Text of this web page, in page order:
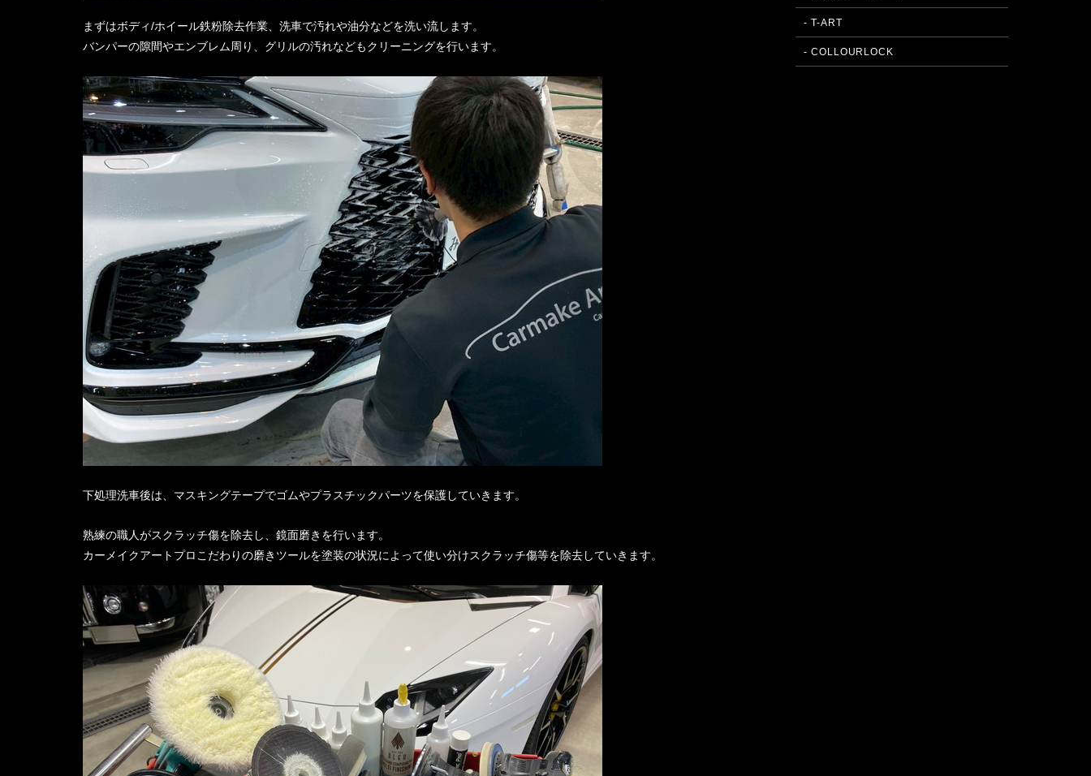
まずはボディ/ホイール鉄粉除去作業、洗車で汚れや油分などを洗い流します。
バンパーの隙間やエンブレム周り、グリルの汚れなどもクリーニングを行います。
下処理洗車後は、マスキングテープでゴムやプラスチックパーツを保護していきます。
熟練の職人がスクラッチ傷を除去し、鏡面磨きを行います。
カーメイクアートプロこだわりの磨きツールを塗装の状況によって使い分けスクラッチ傷等を除去していきます。
- T-ART
- COLLOURLOCK